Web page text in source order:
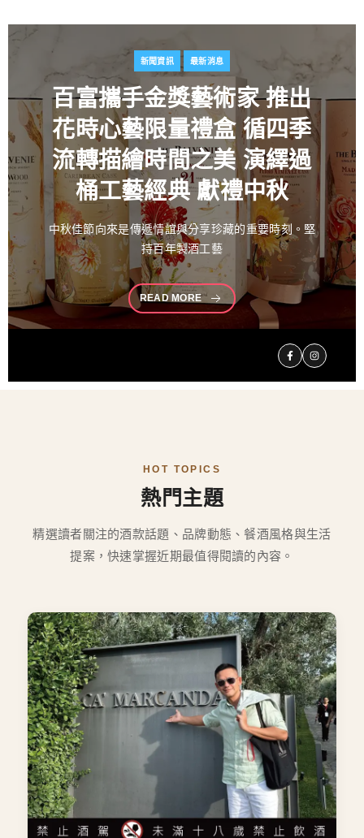
新聞資訊 最新消息
百富攜手金獎藝術家推出
花時心藝限量禮盒 循四季
流轉描繪時間之美 演繹過
桶工藝經典 獻禮中秋
中秋佳節向來是傳遞情誼與分享珍藏的重要時刻。堅
持百年製酒工藝
READ MORE
HOT TOPICS
熱門主題
精選讀者關注的酒款話題、品牌動態、餐酒風格與生活
提案，快速掌握近期最值得閱讀的內容。